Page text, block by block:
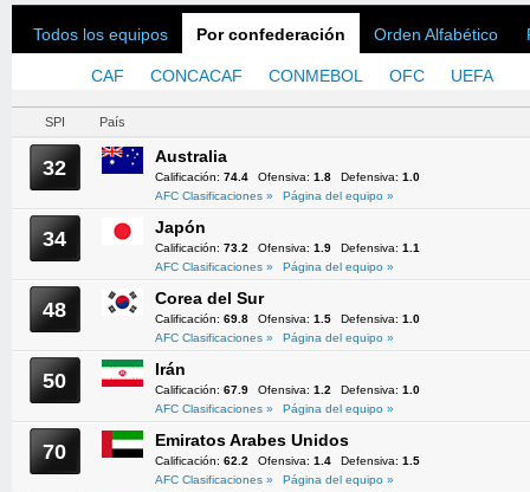
Todos los equipos Por confederación Orden Alfabético
CAF CONCACAF CONMEBOL OFC UEFA
SPI País
32 Australia
Calificación: 74.4 Ofensiva: 1.8 Defensiva: 1.0
AFC Clasificaciones »
Página del equipo »
34 Japón
Calificación: 73.2 Ofensiva: 1.9 Defensiva: 1.1
AFC Clasificaciones »
Página del equipo »
48 Corea del Sur
Calificación: 69.8 Ofensiva: 1.5 Defensiva: 1.0
AFC Clasificaciones »
Página del equipo »
50 Irán
Calificación: 67.9 Ofensiva: 1.2 Defensiva: 1.0
AFC Clasificaciones »
Página del equipo »
70 Emiratos Arabes Unidos
Calificación: 62.2 Ofensiva: 1.4 Defensiva: 1.5
AFC Clasificaciones »
Página del equipo »